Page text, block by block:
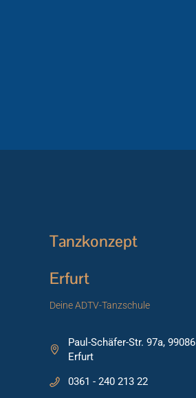
Tanzkonzept
Erfurt
Deine ADTV-Tanzschule
Paul-Schäfer-Str. 97a, 99086
Erfurt
0361 - 240 213 22